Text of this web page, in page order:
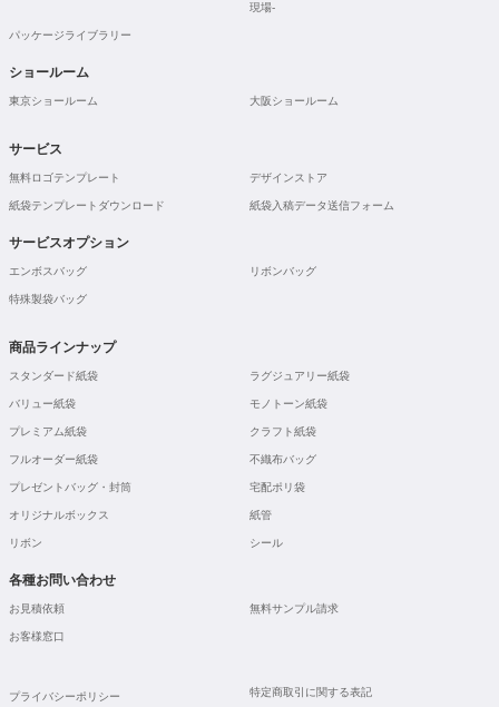
現場-
パッケージライブラリー
ショールーム
東京ショールーム 大阪ショールーム
サービス
無料ロゴテンプレート デザインストア
紙袋テンプレートダウンロード 紙袋入稿データ送信フォーム
サービスオプション
エンボスバッグ リボンバッグ
特殊製袋バッグ
商品ラインナップ
スタンダード紙袋 ラグジュアリー紙袋
バリュー紙袋 モノトーン紙袋
プレミアム紙袋 クラフト紙袋
フルオーダー紙袋 不織布バッグ
プレゼントバッグ・封筒 宅配ポリ袋
オリジナルボックス 紙管
リボン シール
各種お問い合わせ
お見積依頼 無料サンプル請求
お客様窓口
プライバシーポリシー 特定商取引に関する表記